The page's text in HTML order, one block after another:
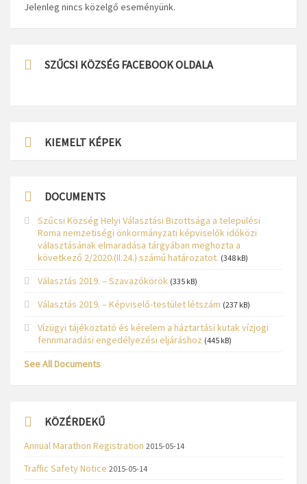
Jelenleg nincs közelgő eseményünk.
SZŰCSI KÖZSÉG FACEBOOK OLDALA
KIEMELT KÉPEK
DOCUMENTS
Szűcsi Község Helyi Választási Bizottsága a települési
Roma nemzetiségi önkormányzati képviselők időközi
választásának elmaradása tárgyában meghozta a
következő 2/2020.(II.24.) számú határozatot. (348 kB)
Választás 2019. – Szavazókörök (335 kB)
Választás 2019. – Képviselő-testület létszám (237 kB)
Vízügyi tájékoztató és kérelem a háztartási kutak vízjogi
fennmaradási engedélyezési eljáráshoz (445 kB)
See All Documents
KÖZÉRDEKŰ
Annual Marathon Registration 2015-05-14
Traffic Safety Notice 2015-05-14